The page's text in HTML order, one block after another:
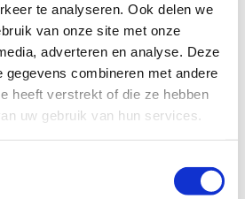
te analyseren. Ook delen we
van onze site met onze
adverteren en analyse. Deze
gegevens combineren met andere
heeft verstrekt of die ze hebben
uw gebruik van hun services.
/ St. Barbara
van oorsprong een Rooms
In het midden van de
grote kapel, voornamelijk uit
aula heeft dus een hele lichte en
loopt u rechtstreeks de